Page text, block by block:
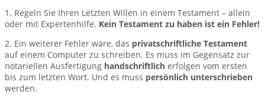
1. Regeln Sie Ihren Letzten Willen in einem Testament – allein
oder mit Expertenhilfe. Kein Testament zu haben ist ein Fehler!
2. Ein weiterer Fehler wäre, das privatschriftliche Testament
auf einem Computer zu schreiben. Es muss im Gegensatz zur
notariellen Ausfertigung handschriftlich erfolgen vom ersten
bis zum letzten Wort. Und es muss persönlich unterschrieben
werden.